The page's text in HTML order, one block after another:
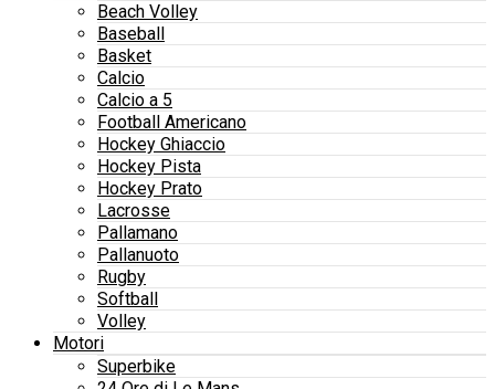
Beach Volley
Baseball
Basket
Calcio
Calcio a 5
Football Americano
Hockey Ghiaccio
Hockey Pista
Hockey Prato
Lacrosse
Pallamano
Pallanuoto
Rugby
Softball
Volley
Motori
Superbike